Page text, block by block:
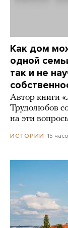
Как дом
одной
так и не
Автор книги
Трудолюбов
на эти
ИСТОРИИ 15